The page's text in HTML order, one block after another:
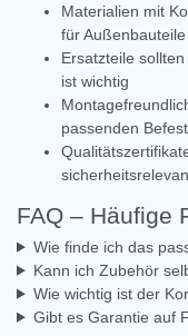
Materialien mit
für Außenbauteile
Ersatzteile
ist wichtig
passenden
FAQ – Häufige
Wie finde ich das
Kann ich Zubehör
Wie wichtig ist der
Gibt es Garantie auf